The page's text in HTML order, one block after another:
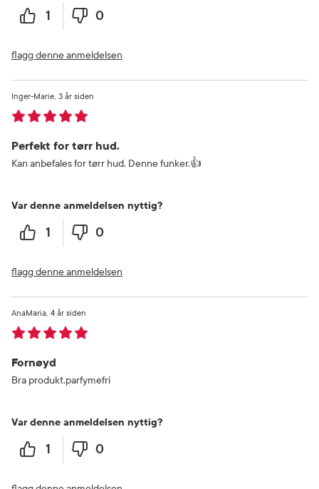
1 0
flagg denne anmeldelsen
Perfekt for tørr hud.
3 år siden
Inger-Marie
Kan anbefales for tørr hud. Denne funker.👍
Var denne anmeldelsen nyttig?
1 0
flagg denne anmeldelsen
Fornøyd
4 år siden
AnaMaria
Bra produkt,parfymefri
Var denne anmeldelsen nyttig?
1 0